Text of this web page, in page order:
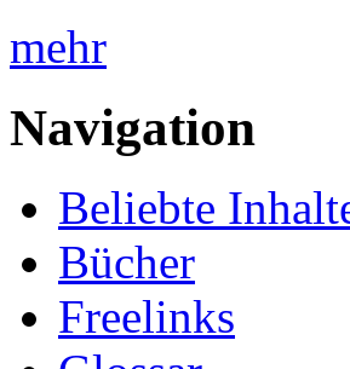
mehr
Navigation
Beliebte
Bücher
Freelinks